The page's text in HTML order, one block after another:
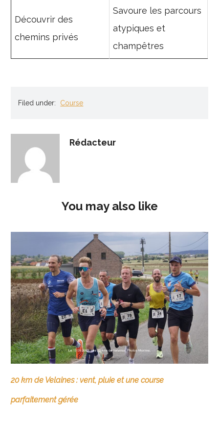
Découvrir des
chemins privés
Savoure les parcours
atypiques et
champêtres
Filed under: Course
Rédacteur
You may also like
20 km de Velaines : vent, pluie et une course
parfaitement gérée